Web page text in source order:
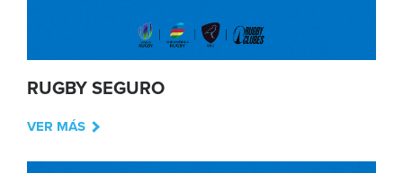
RUGBY SEGURO
VER MÁS